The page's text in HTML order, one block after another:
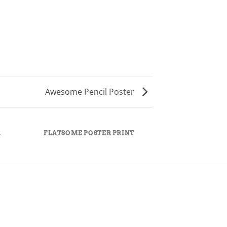
Awesome Pencil Poster
FLATSOME POSTER PRINT